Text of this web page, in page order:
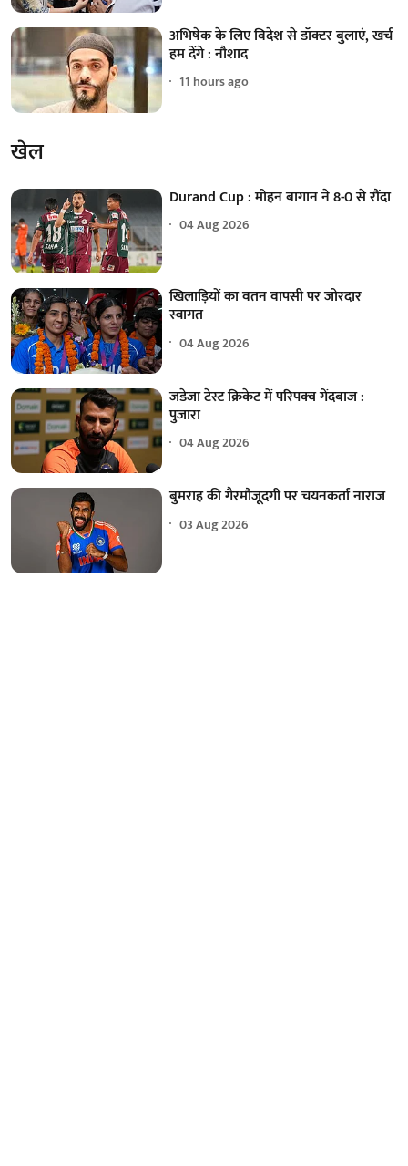
अभिषेक के लिए विदेश से डॉक्टर बुलाएं, खर्च
हम देंगे : नौशाद
11 hours ago
खेल
Durand Cup : मोहन बागान ने 8-0 से रौंदा
04 Aug 2026
खिलाड़ियों का वतन वापसी पर जोरदार
स्वागत
04 Aug 2026
जडेजा टेस्ट क्रिकेट में परिपक्व गेंदबाज :
पुजारा
04 Aug 2026
बुमराह की गैरमौजूदगी पर चयनकर्ता नाराज
03 Aug 2026